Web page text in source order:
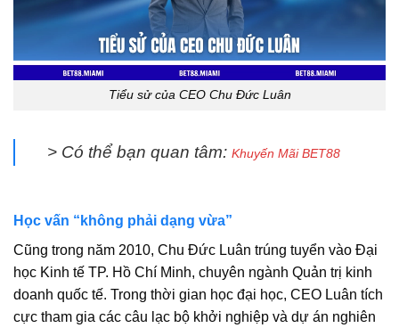
Tiểu sử của CEO Chu Đức Luân
> Có thể bạn quan tâm: Khuyến Mãi BET88
Học vấn “không phải dạng vừa”
Cũng trong năm 2010, Chu Đức Luân trúng tuyển vào Đại
học Kinh tế TP. Hồ Chí Minh, chuyên ngành Quản trị kinh
doanh quốc tế. Trong thời gian học đại học, CEO Luân tích
cực tham gia các câu lạc bộ khởi nghiệp và dự án nghiên